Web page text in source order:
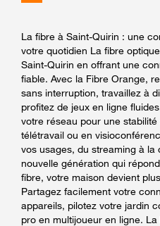
La fibre à Saint-Quirin : une
votre quotidien La fibre
Saint-Quirin en offrant une
fiable. Avec la Fibre Orange,
sans interruption, travaillez à
profitez de jeux en ligne
votre réseau pour une
télétravail ou en
vos usages, du streaming à
nouvelle génération qui
fibre, votre maison devient
Partagez facilement votre
appareils, pilotez votre jardin
pro en multijoueur en ligne.